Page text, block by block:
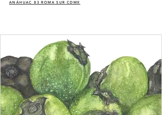
​ANÁHUAC 83 ROMA SUR CDMX